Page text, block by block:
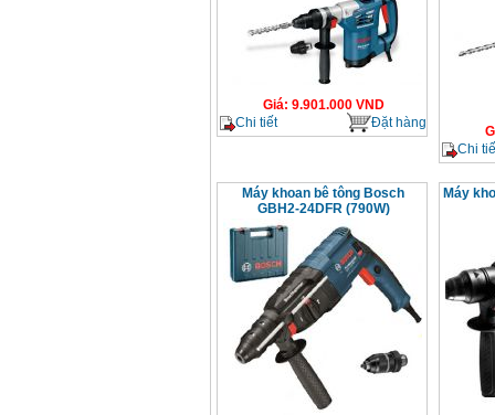
Giá: 9.901.000VND
Chi tiết
Đặt hàng
Chi
Máy khoan bê tông Bosch
GBH2-24DFR (790W)
Máy